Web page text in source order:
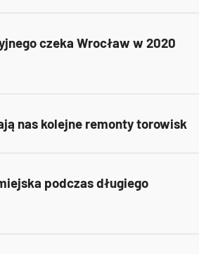
czeka Wrocław w 2020
nas kolejne remonty torowisk
podczas długiego